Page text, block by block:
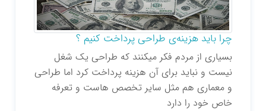
چرا باید هزینه‌ی طراحی پرداخت کنیم ؟
بسیاری از مردم فکر میکنند که طراحی یک شغل
نیست و نباید برای آن هزینه پرداخت کرد اما طراحی
و معماری هم مثل سایر تخصص هاست و تعرفه
خاص خود را دارد